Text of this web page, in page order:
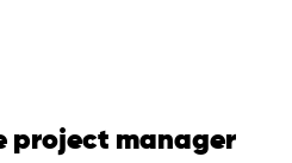
project manager